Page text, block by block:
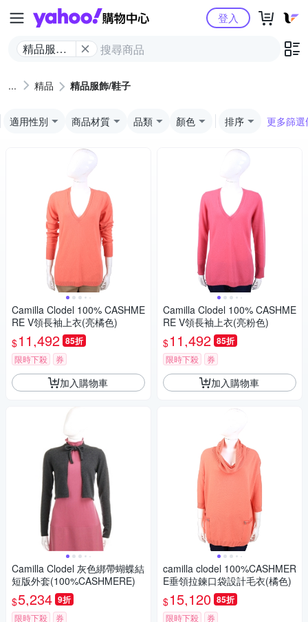
Yahoo購物中心
精品服飾/
登入
精品 精品服飾/鞋子
適用性別 商品材質 品類 顏色 排序 更多篩選
Camilla Clodel 100% CASHME
RE V領長袖上衣(亮橘色)
$11,492 85折
限時下殺 券
加入購物車
Camilla Clodel 灰色綁帶蝴蝶結
短版外套(100%CASHMERE)
$5,234 9折
限時下殺 券
Camilla Clodel 100% CASHME
RE V領長袖上衣(亮粉色)
$11,492 85折
限時下殺 券
加入購物車
camilla clodel 100%CASHMER
E垂領拉鍊口袋設計毛衣(橘色)
$15,120 85折
限時下殺 券